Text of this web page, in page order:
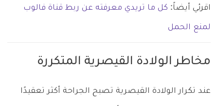
اقرئي أيضاً: كل ما تريدي معرفته عن ربط قناة فالوب
لمنع الحمل
مخاطر الولادة القيصرية المتكررة
عند تكرار الولادة القيصرية تصبح الجراحة أكثر تعقيدًا